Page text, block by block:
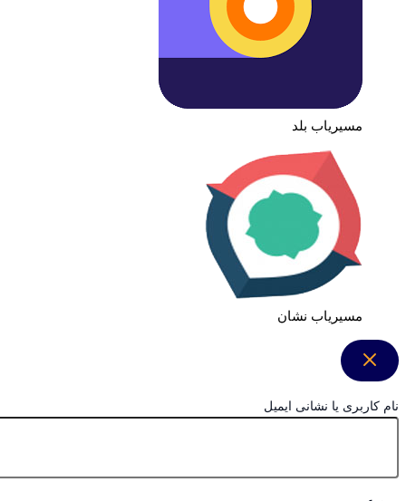
مسیریاب بلد
مسیریاب نشان
نام کاربری یا نشانی ایمیل